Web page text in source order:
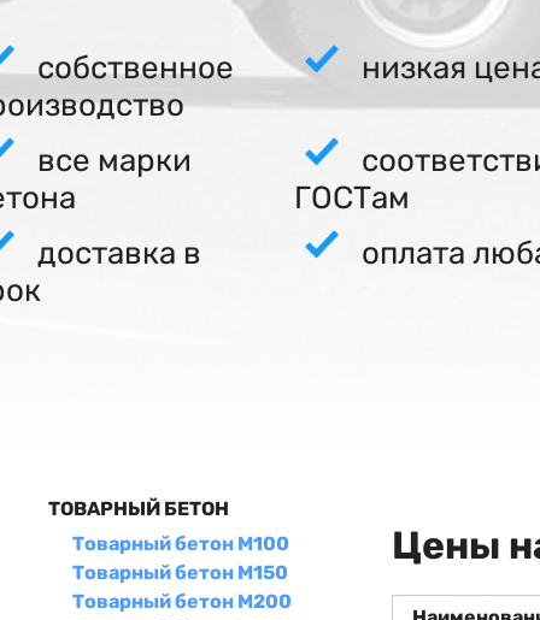
собственное
низкая
все марки
ГОСТам
доставка в
оплата
ТОВАРНЫЙ БЕТОН
Товарный бетон М100
Товарный бетон М150
Товарный бетон М200
Цены